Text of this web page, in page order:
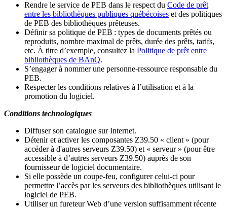
Rendre le service de PEB dans le respect du Code de prêt
entre les bibliothèques publiques québécoises et des politiques
de PEB des bibliothèques prêteuses.
Définir sa politique de PEB : types de documents prêtés ou
reproduits, nombre maximal de prêts, durée des prêts, tarifs,
etc. À titre d’exemple, consultez la Politique de prêt entre
bibliothèques de BAnQ.
S’engager à nommer une personne-ressource responsable du
PEB.
Respecter les conditions relatives à l’utilisation et à la
promotion du logiciel.
Conditions technologiques
Diffuser son catalogue sur Internet.
Détenir et activer les composantes Z39.50 « client » (pour
accéder à d'autres serveurs Z39.50) et « serveur » (pour être
accessible à d’autres serveurs Z39.50) auprès de son
fournisseur de logiciel documentaire.
Si elle possède un coupe-feu, configurer celui-ci pour
permettre l’accès par les serveurs des bibliothèques utilisant le
logiciel de PEB.
Utiliser un fureteur Web d’une version suffisamment récente